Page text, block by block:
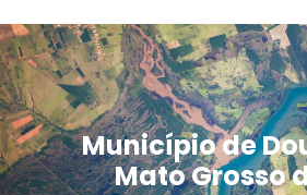
Município de
Mato Grosso